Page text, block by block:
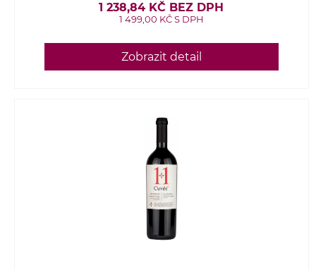
1 238,84 KČ BEZ DPH
1 499,00 KČ S DPH
Zobrazit detail